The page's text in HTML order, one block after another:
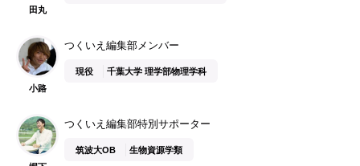
田丸
小路
つくいえ編集部メンバー
現役 千葉大学 理学部物理学科
つくいえ編集部特別サポーター
筑波大OB 生物資源学類